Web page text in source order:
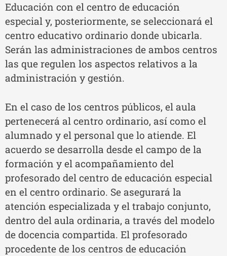
Educación con el centro de educación
especial y, posteriormente, se seleccionará el
centro educativo ordinario donde ubicarla.
Serán las administraciones de ambos centros
las que regulen los aspectos relativos a la
administración y gestión.
En el caso de los centros públicos, el aula
pertenecerá al centro ordinario, así como el
alumnado y el personal que lo atiende. El
acuerdo se desarrolla desde el campo de la
formación y el acompañamiento del
profesorado del centro de educación especial
en el centro ordinario. Se asegurará la
atención especializada y el trabajo conjunto,
dentro del aula ordinaria, a través del modelo
de docencia compartida. El profesorado
procedente de los centros de educación